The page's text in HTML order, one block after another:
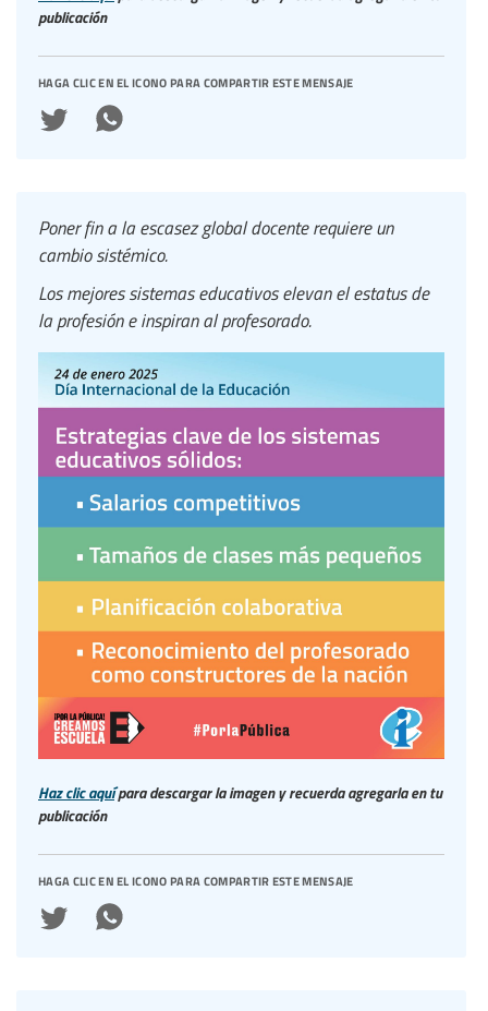
publicación
haga clic en el icono para compartir este mensaje
Poner fin a la escasez global docente requiere un
cambio sistémico.
Los mejores sistemas educativos elevan el estatus de
la profesión e inspiran al profesorado.
Haz clic aquípara descargar la imagen y recuerda agregarla en tu
publicación
haga clic en el icono para compartir este mensaje